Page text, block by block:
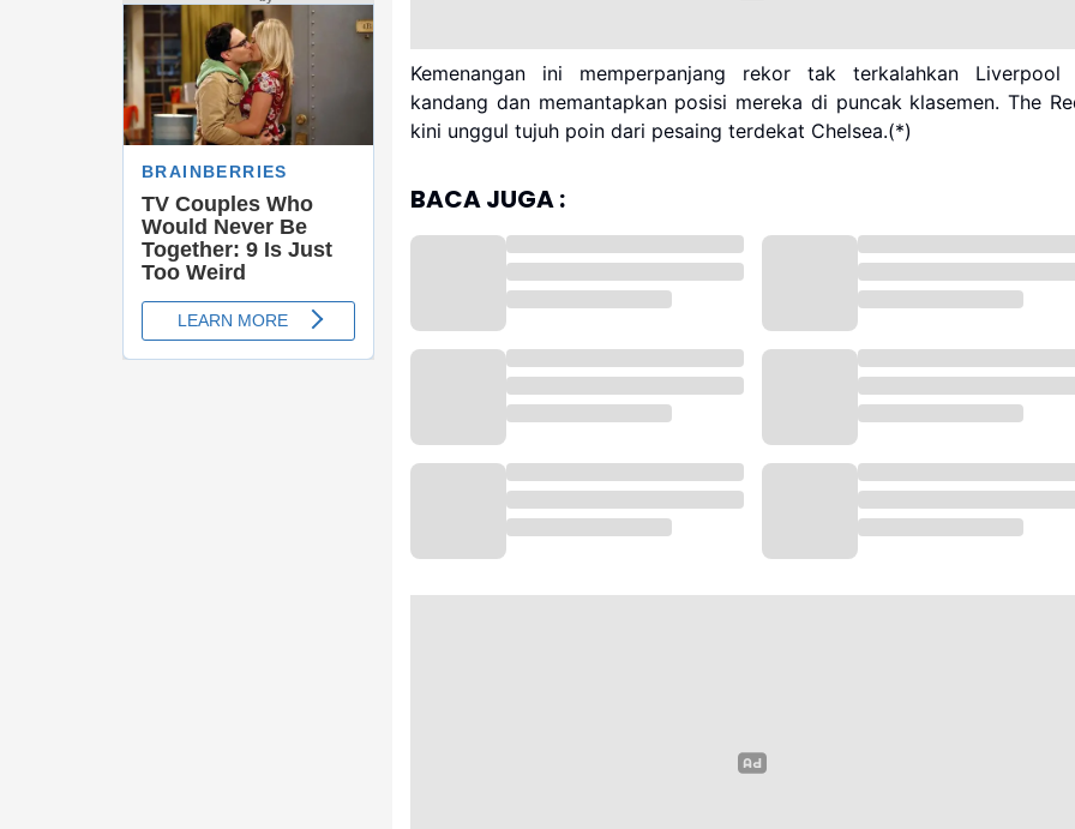
Kemenangan ini memperpanjang rekor tak terkalahkan Liverpool
kandang dan memantapkan posisi mereka di puncak klasemen. The
kini unggul tujuh poin dari pesaing terdekat Chelsea.(*)
BACA JUGA :